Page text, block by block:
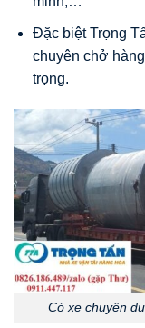
Đặc biệt Trọng
chuyên chở
trọng.
Có xe chuyên